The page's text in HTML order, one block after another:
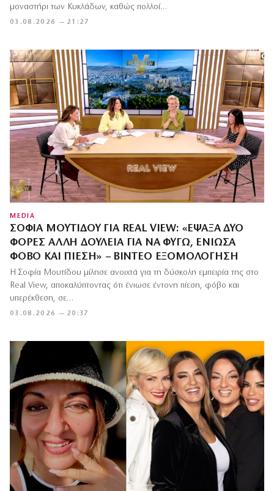
03.08.2026 — 21:27
μοναστήρι των Κυκλάδων, καθώς πολλοί…
MEDIA
ΣΟΦΊΑ ΜΟΥΤΊΔΟΥ ΓΙΑ REAL VIEW: «ΈΨΑΞΑ ΔΎΟ
ΦΟΡΈΣ ΆΛΛΗ ΔΟΥΛΕΙΆ ΓΙΑ ΝΑ ΦΎΓΩ, ΈΝΙΩΣΑ
ΦΌΒΟ ΚΑΙ ΠΊΕΣΗ» – ΒΊΝΤΕΟ ΕΞΟΜΟΛΌΓΗΣΗ
03.08.2026 — 20:37
Η Σοφία Μουτίδου μίλησε ανοιχτά για τη δύσκολη εμπειρία της στο
Real View, αποκαλύπτοντας ότι ένιωσε έντονη πίεση, φόβο και
υπερέκθεση, σε…